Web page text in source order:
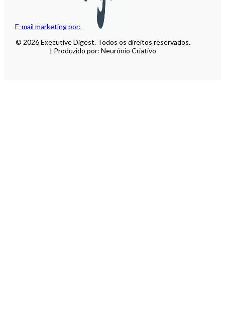
E-mail marketing por:
© 2026 Executive Digest. Todos os direitos reservados.
| Produzido por: Neurónio Criativo